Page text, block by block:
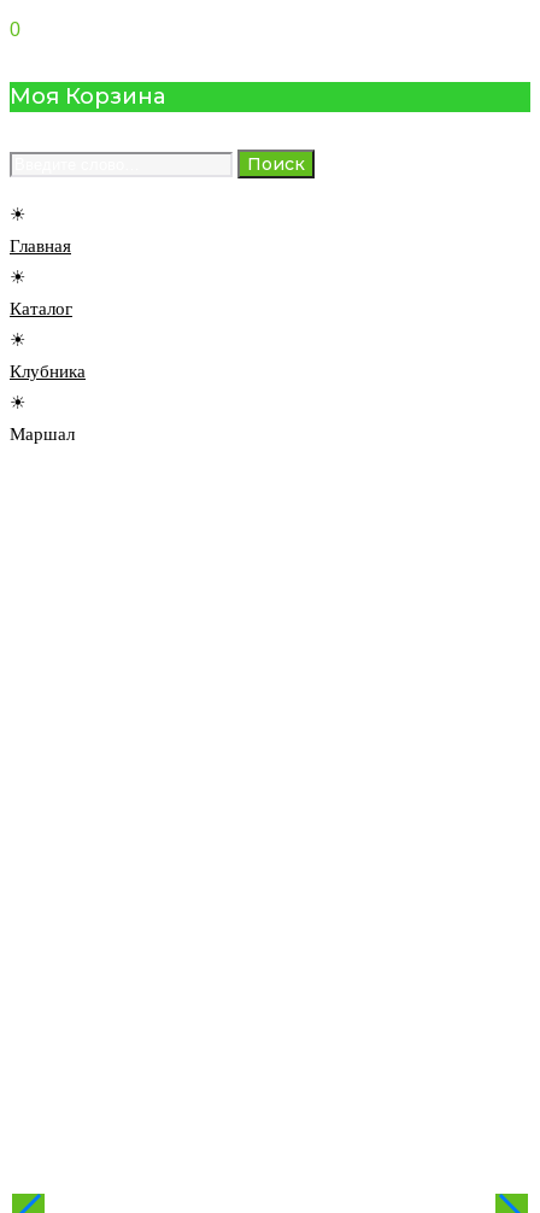
0
Моя Корзина
Поиск
☀
Главная
☀
Каталог
☀
Клубника
☀
Маршал